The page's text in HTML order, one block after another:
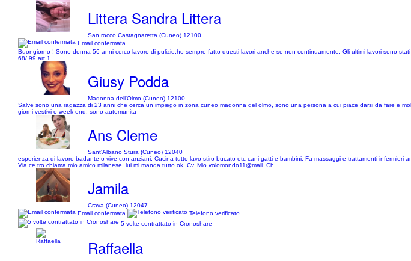
Littera Sandra Littera
San rocco Castagnaretta (Cuneo) 12100
Email confermata
Buongiorno ! Sono donna 56 anni cerco lavoro di pulizie,ho sempre fatto questi lavori anche se non continuamente. Gli ultimi lavori sono
68/ 99 art.1
Giusy Podda
Madonna dell'Olmo (Cuneo) 12100
Salve sono una ragazza di 23 anni che cerca un impiego in zona cuneo madonna del olmo, sono una persona a cui piace darsi da fare e
giorni vestivi o week end, sono automunita
Ans Cleme
Sant'Albano Stura (Cuneo) 12040
esperienza di lavoro badante o vive con anziani. Cucina tutto lavo stiro bucato etc cani gatti e bambini. Fa massaggi e trattamenti infermieri
Via ce tro chiama mio amico milanese. lui mi manda tutto ok. Cv. Mio volomondo11@mail. Ch
Jamila
Crava (Cuneo) 12047
Email confermata
Telefono verificato
5 volte contrattato in Cronoshare
Raffaella